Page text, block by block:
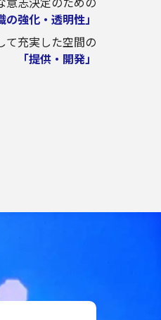
の強化・透明性」
て充実した空間の
「提供・開発」